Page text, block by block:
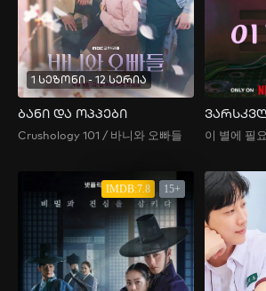
1 სეზონი - 12 სერია
ბანი და ოპპები
Crushology 101 / 바니와 오빠들
IMDB:7.8 15+